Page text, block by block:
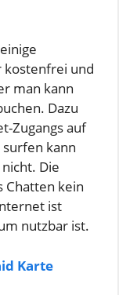
kostenfrei und
man kann
Dazu
Zugangs auf
kann
Die
Chatten kein
ist
nutzbar ist.
Karte